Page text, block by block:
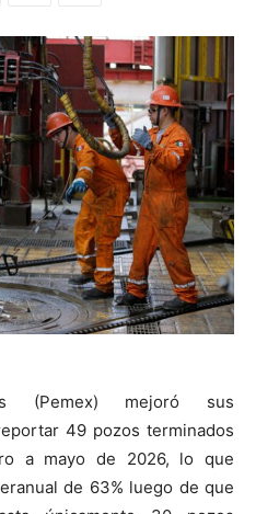
(Pemex) mejoró sus
49 pozos terminados
a mayo de 2026, lo que
de 63% luego de que